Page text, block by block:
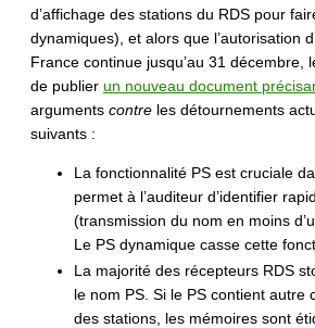
d’affichage des stations du RDS pour
dynamiques), et alors que l’autorisation
France continue jusqu’au 31 décembre,
de publier un nouveau document
arguments contre les détournements
suivants :
La fonctionnalité PS est cruciale
permet à l’auditeur d’identifier
(transmission du nom en moins
Le PS dynamique casse cette
La majorité des récepteurs RDS
le nom PS. Si le PS contient autre
des stations, les mémoires sont